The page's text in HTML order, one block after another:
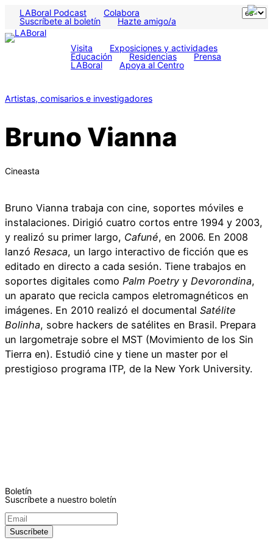
LABoral Podcast
Colabora
Suscríbete al boletín
Hazte amigo/a
Visita
Exposiciones y actividades
Educación
Residencias
Prensa
LABoral
Apoya al Centro
Artistas, comisarios e investigadores
Bruno Vianna
Cineasta
Bruno Vianna trabaja con cine, soportes móviles e
instalaciones. Dirigió cuatro cortos entre 1994 y 2003,
y realizó su primer largo, Cafuné, en 2006. En 2008
lanzó Resaca, un largo interactivo de ficción que es
editado en directo a cada sesión. Tiene trabajos en
soportes digitales como Palm Poetry y Devorondina,
un aparato que recicla campos eletromagnéticos en
imágenes. En 2010 realizó el documental Satélite
Bolinha, sobre hackers de satélites en Brasil. Prepara
un largometraje sobre el MST (Movimiento de los Sin
Tierra en). Estudió cine y tiene un master por el
prestigioso programa ITP, de la New York University.
Boletín
Suscríbete a nuestro boletín